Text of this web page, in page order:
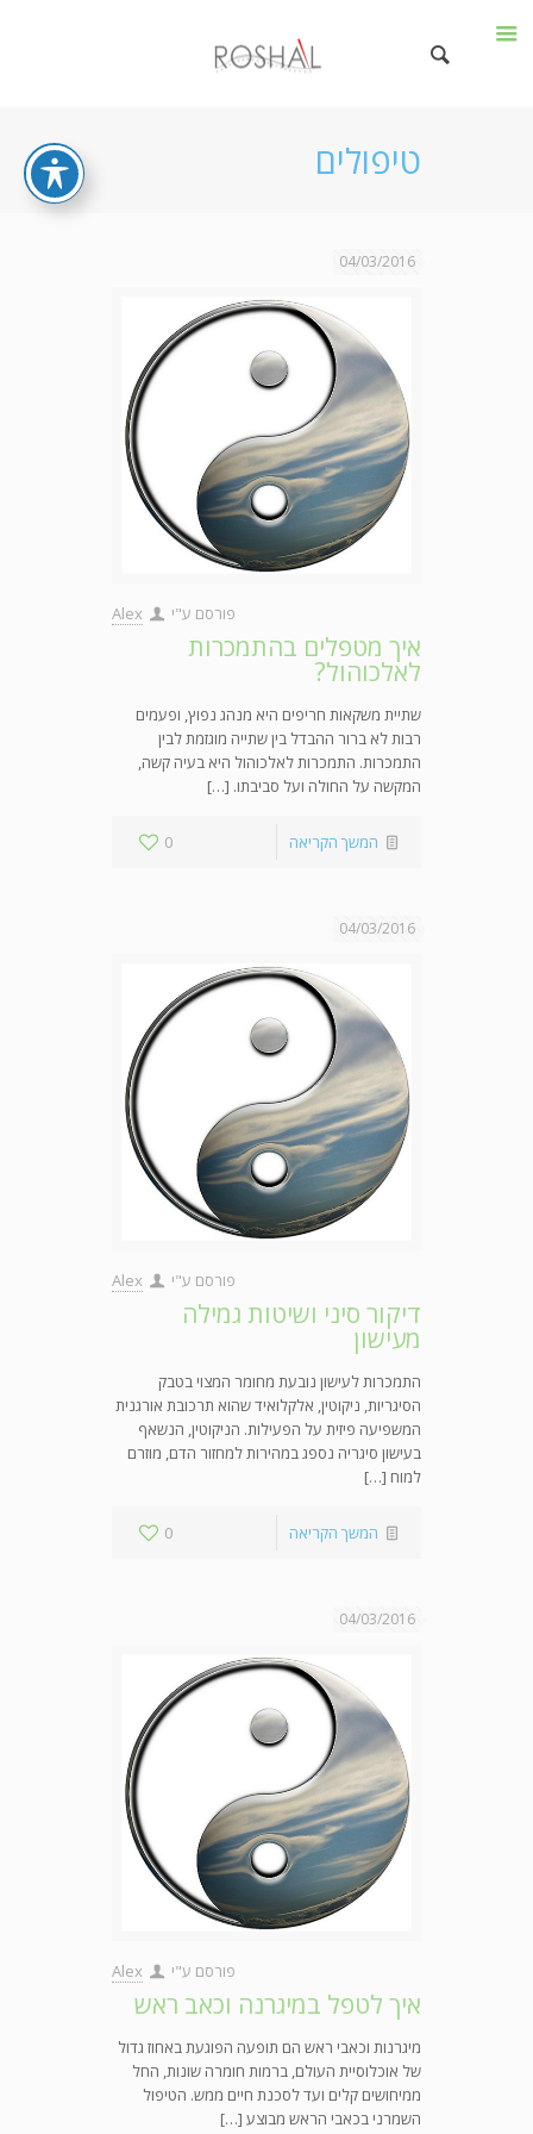
טיפולים
04/03/2016
פורסם ע"י Alex
איך מטפלים בהתמכרות
לאלכוהול?
שתיית משקאות חריפים היא מנהג נפוץ, ופעמים
רבות לא ברור ההבדל בין שתייה מוגזמת לבין
התמכרות. התמכרות לאלכוהול היא בעיה קשה,
המקשה על החולה ועל סביבתו. […]
0 המשך הקריאה
04/03/2016
פורסם ע"י Alex
דיקור סיני ושיטות גמילה
מעישון
התמכרות לעישון נובעת מחומר המצוי בטבק
הסיגריות, ניקוטין, אלקלואיד שהוא תרכובת אורגנית
המשפיעה פיזית על הפעילות. הניקוטין, הנשאף
בעישון סיגריה נספג במהירות למחזור הדם, מוזרם
למוח […]
0 המשך הקריאה
04/03/2016
פורסם ע"י Alex
איך לטפל במיגרנה וכאב ראש
מיגרנות וכאבי ראש הם תופעה הפוגעת באחוז גדול
של אוכלוסיית העולם, ברמות חומרה שונות, החל
ממיחושים קלים ועד לסכנת חיים ממש. הטיפול
השמרני בכאבי הראש מבוצע […]